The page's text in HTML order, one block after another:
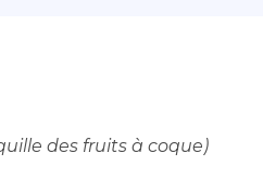
des fruits à coque)